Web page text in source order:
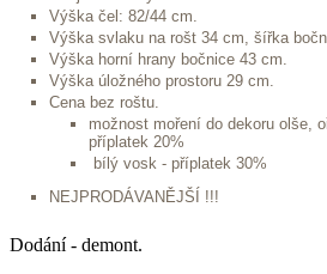
Výška čel: 82/44 cm.
Výška svlaku na rošt 34 cm, šířka
Výška horní hrany bočnice 43 cm.
Výška úložného prostoru 29 cm.
Cena bez roštu.
možnost moření do dekoru olše,
příplatek 20%
bílý vosk - příplatek 30%
NEJPRODÁVANĚJŠÍ !!!
Dodání - demont.